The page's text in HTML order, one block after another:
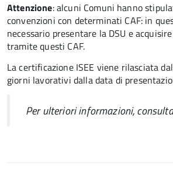
Attenzione: alcuni Comuni hanno
convenzioni con determinati CAF: in
necessario presentare la DSU e
tramite questi CAF.
La certificazione ISEE viene rilasciata
giorni lavorativi dalla data di
Per ulteriori informazioni,